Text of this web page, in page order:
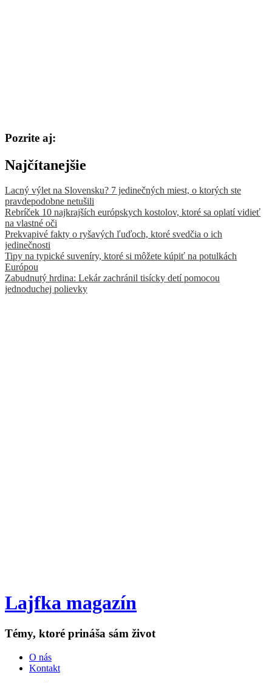
Pozrite aj:
Najčítanejšie
Lacný výlet na Slovensku? 7 jedinečných miest, o ktorých ste
pravdepodobne netušili
Rebríček 10 najkrajších európskych kostolov, ktoré sa oplatí vidieť
na vlastné oči
Prekvapivé fakty o ryšavých ľuďoch, ktoré svedčia o ich
jedinečnosti
Tipy na typické suveníry, ktoré si môžete kúpiť na potulkách
Európou
Zabudnutý hrdina: Lekár zachránil tisícky detí pomocou
jednoduchej polievky
Lajfka magazín
Témy, ktoré prináša sám život
O nás
Kontakt